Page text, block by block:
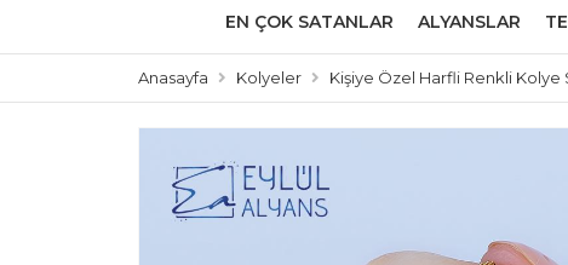
EN ÇOK SATANLAR ALYANSLAR
Anasayfa Kolyeler Kişiye Özel Harfli Renkli Kolye